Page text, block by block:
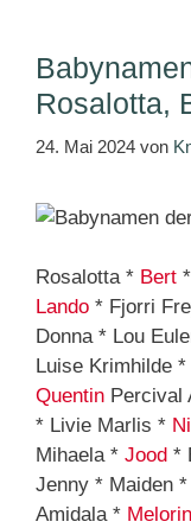
Rosalotta,
24. Mai 2024 von
Rosalotta * Bert *
Lando * Fjorri
Donna * Lou
Luise Krimhilde
Quentin Percival
* Livie Marlis *
Mihaela * Jood *
Jenny * Maiden
Amidala * Melorin